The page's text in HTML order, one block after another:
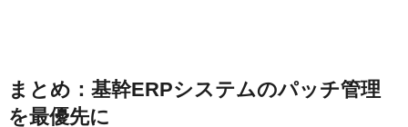
まとめ：基幹ERPシステムのパッチ管理
を最優先に